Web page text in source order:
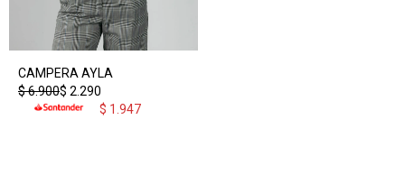
CAMPERA AYLA
$ 2.290
$6.900
$ 1.947